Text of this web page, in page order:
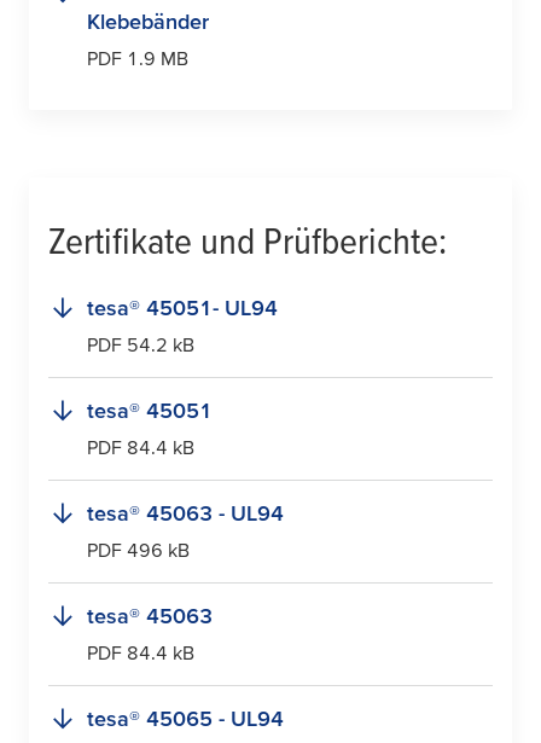
Klebebänder
PDF 1.9 MB
Zertifikate und Prüfberichte:
tesa® 45051- UL94
PDF 54.2 kB
tesa® 45051
PDF 84.4 kB
tesa® 45063 - UL94
PDF 496 kB
tesa® 45063
PDF 84.4 kB
tesa® 45065 - UL94